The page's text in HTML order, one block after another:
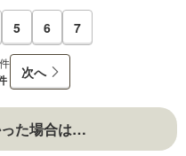
5 6 7
次へ
た場合は…